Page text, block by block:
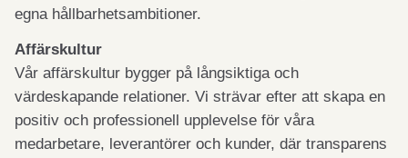
egna hållbarhetsambitioner.
Affärskultur
Vår affärskultur bygger på långsiktiga och
värdeskapande relationer. Vi strävar efter att skapa en
positiv och professionell upplevelse för våra
medarbetare, leverantörer och kunder, där transparens